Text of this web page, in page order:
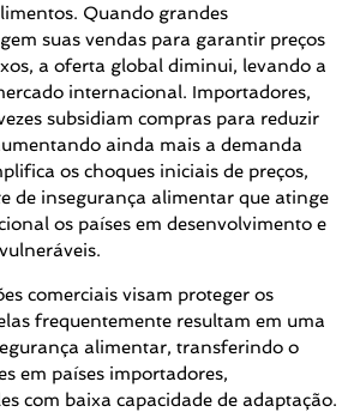
Quando grandes
suas vendas para garantir preços
a oferta global diminui, levando a
internacional. Importadores,
subsidiam compras para reduzir
ainda mais a demanda
os choques iniciais de preços,
de insegurança alimentar que atinge
os países em desenvolvimento e
comerciais visam proteger os
frequentemente resultam em uma
alimentar, transferindo o
em países importadores,
com baixa capacidade de adaptação.